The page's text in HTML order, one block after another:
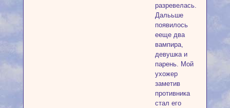
разревелась.
Далььше
появилось
ееще два
вампира,
девушка и
парень. Мой
ухожер
заметив
противника
стал его